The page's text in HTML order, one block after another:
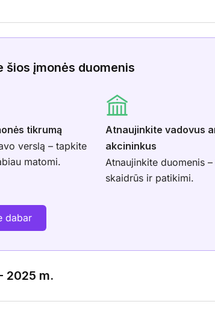
šios įmonės duomenis
tikrumą
verslą – tapkite
matomi.
Atnaujinkite vadovus
akcininkus
Atnaujinkite duomenis
skaidrūs ir patikimi.
dabar
2025 m.